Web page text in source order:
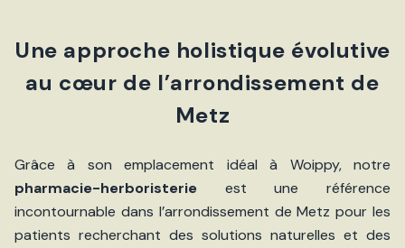
Une approche holistique évolutive
au cœur de l’arrondissement de
Metz
Grâce à son emplacement idéal à Woippy, notre
pharmacie-herboristerie est une référence
incontournable dans l’arrondissement de Metz pour les
patients recherchant des solutions naturelles et des